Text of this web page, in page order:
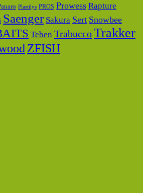
Plastilys PROS Prowess Rapture
Saenger Sakura Sert Snowbee
Teben TrabuccoTrakker
ZFISH